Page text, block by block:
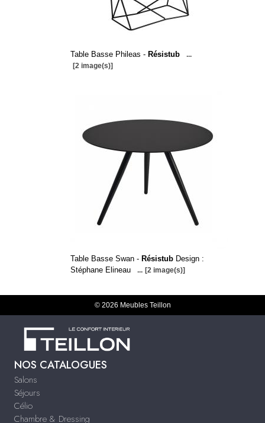
Table Basse Phileas - Résistub
...
[2 image(s)]
Table Basse Swan - RésistubDesign :
Stéphane Elineau
... [2 image(s)]
© 2026 Meubles Teillon
NOS CATALOGUES
Salons
Séjours
Célio
Chambre & Dressing